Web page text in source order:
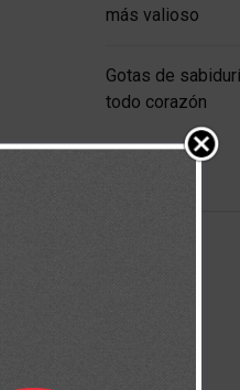
más valioso
Gotas de
todo corazón